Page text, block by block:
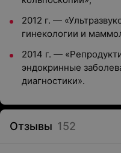
2012 г. —
гинекологии и
2014 г. —
эндокринные
диагностики».
Отзывы 152